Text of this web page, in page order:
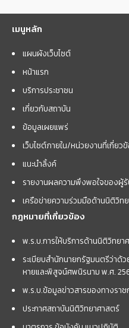
เมนูหลัก
แผนผังเว็บไซต์
หน้าแรก
บริการประชาชน
เกี่ยวกับสถาบัน
ข้อมูลเผยแพร่
เว็บไซต์ภายใน/หน่วยงานที่เกี่ยว
แนะนำลิ้งค์
รายงานผลความพึงพอใจของผู้รั
เครือข่ายความร่วมมือด้านนิติวิท
กฎหมายที่เกี่ยวข้อง
พ.ร.บ.การให้บริการด้านนิติวิทย
ระเบียบสำนักนายกรัฐมนตรีว่า
หายและพิสูจน์ศพนิรนาม พ.ศ.
พ.ร.บ.ข้อมูลข่าวสารของทางรา
ประกาศสถาบันนิติวิทยาศาสตร์